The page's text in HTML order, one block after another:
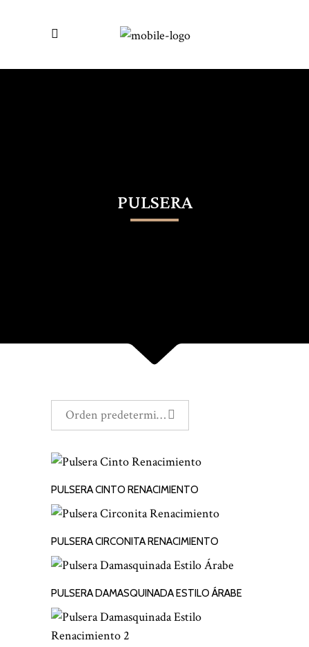
PULSERA
Orden predeterminado
LEER MÁS
PULSERA CINTO RENACIMIENTO
LEER MÁS
PULSERA CIRCONITA RENACIMIENTO
LEER MÁS
PULSERA DAMASQUINADA ESTILO ÁRABE